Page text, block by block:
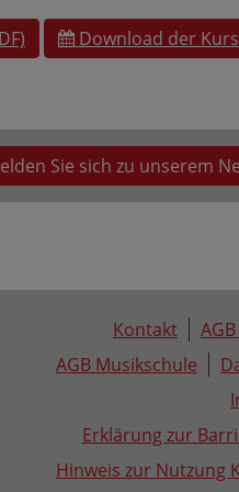
Download der
Sie sich zu unserem
Kontakt
AGB Musikschule
Erklärung zur
Hinweis zur Nutzung